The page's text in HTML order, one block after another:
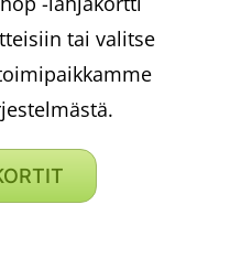
tai valitse